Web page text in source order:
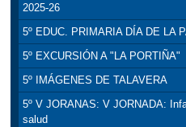
2025-26
5º EDUC. PRIMARIA DÍA DE LA
5º EXCURSIÓN A "LA PORTIÑA"
5º IMÁGENES DE TALAVERA
5º V JORANAS: V JORNADA:
salud